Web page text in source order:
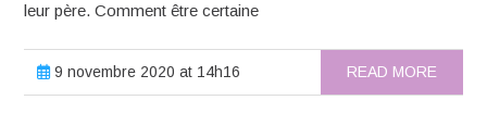
leur père. Comment être certaine
9 novembre 2020 at 14h16 READ MORE